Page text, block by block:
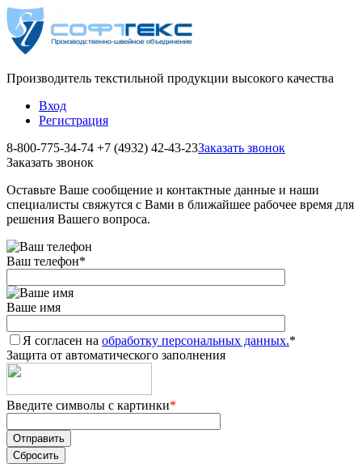
Производитель текстильной продукции высокого качества
Вход
Регистрация
8-800-775-34-74 +7 (4932) 42-43-23Заказать звонок
Заказать звонок
Оставьте Ваше сообщение и контактные данные и наши
специалисты свяжутся с Вами в ближайшее рабочее время для
решения Вашего вопроса.
Ваш телефон*
Ваше имя
Я согласен на обработку персональных данных.*
Защита от автоматического заполнения
Введите символы с картинки*